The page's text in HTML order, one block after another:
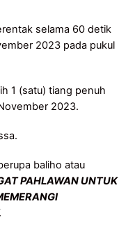
selama 60 detik
2023 pada pukul
1 (satu) tiang penuh
2023.
baliho atau
PAHLAWAN UNTUK